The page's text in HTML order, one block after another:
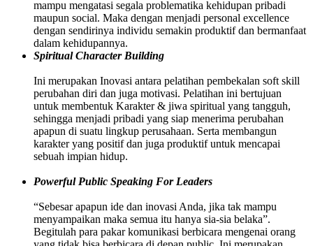
mampu mengatasi segala problematika kehidupan pribadi
maupun social. Maka dengan menjadi personal excellence
dengan sendirinya individu semakin produktif dan bermanfaat
dalam kehidupannya.
Spiritual Character Building
Ini merupakan Inovasi antara pelatihan pembekalan soft skill
perubahan diri dan juga motivasi. Pelatihan ini bertujuan
untuk membentuk Karakter & jiwa spiritual yang tangguh,
sehingga menjadi pribadi yang siap menerima perubahan
apapun di suatu lingkup perusahaan. Serta membangun
karakter yang positif dan juga produktif untuk mencapai
sebuah impian hidup.
Powerful Public Speaking For Leaders
“Sebesar apapun ide dan inovasi Anda, jika tak mampu
menyampaikan maka semua itu hanya sia-sia belaka”.
Begitulah para pakar komunikasi berbicara mengenai orang